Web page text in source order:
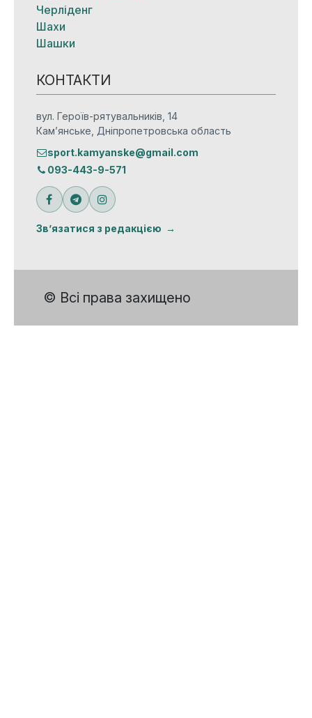
Черліденг
Шахи
Шашки
КОНТАКТИ
вул. Героїв-рятувальників, 14
Кам’янське, Дніпропетровська область
sport.kamyanske@gmail.com
093-443-9-571
Зв’язатися з редакцією
© Всі права захищено